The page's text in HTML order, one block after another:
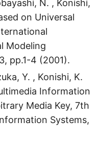
N. , Konishi,
on Universal
Modeling
pp.1-4 (2001).
Y. , Konishi, K.
Information
Media Key, 7th
Systems,